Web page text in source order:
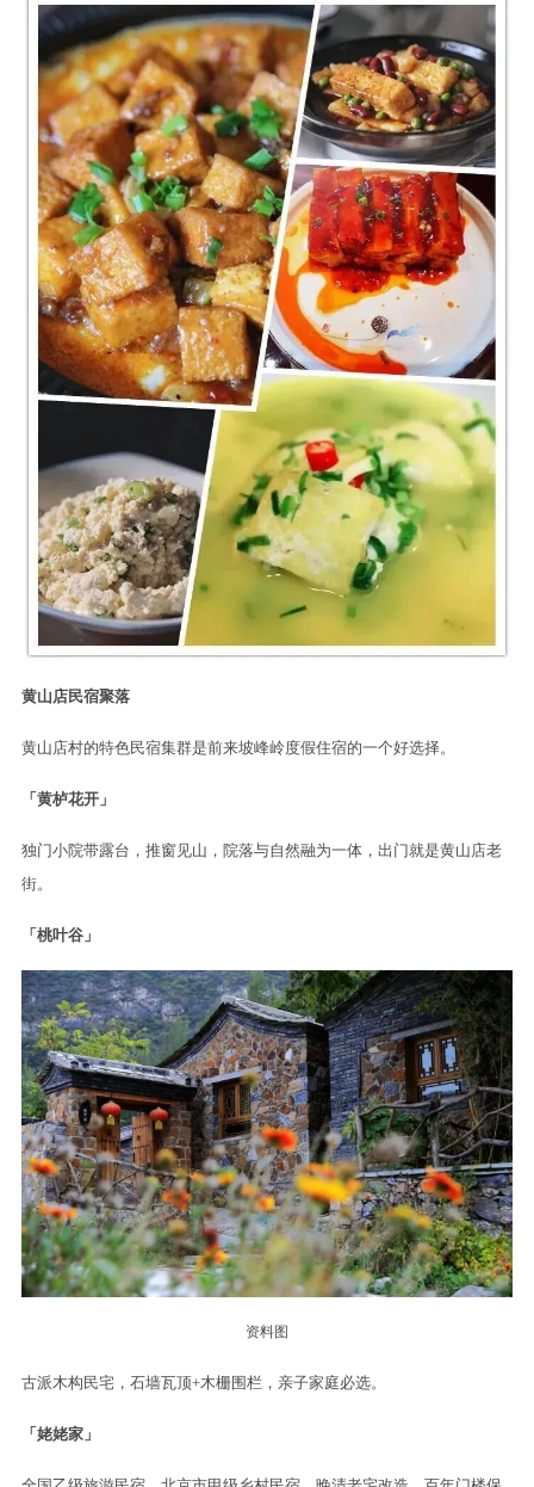
黄山店民宿聚落
黄山店村的特色民宿集群是前来坡峰岭度假住宿的一个好选择。
「黄栌花开」
独门小院带露台，推窗见山，院落与自然融为一体，出门就是黄山店老
街。
「桃叶谷」
资料图
古派木构民宅，石墙瓦顶+木栅围栏，亲子家庭必选。
「姥姥家」